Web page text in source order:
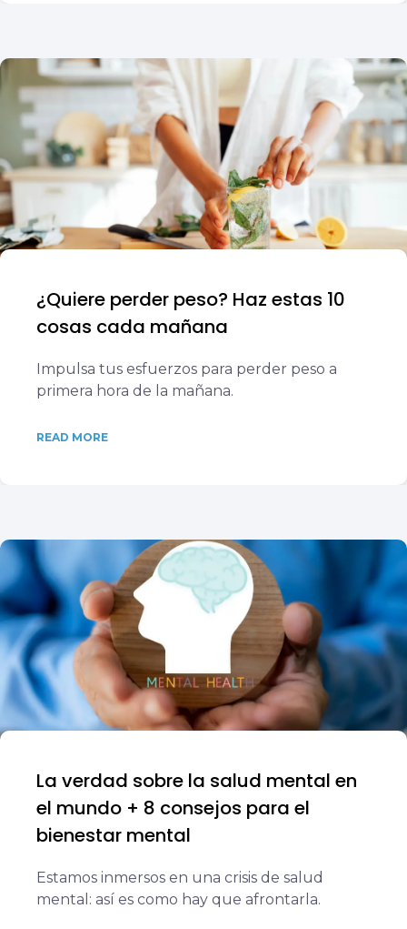
¿Quiere perder peso? Haz estas 10
cosas cada mañana
Impulsa tus esfuerzos para perder peso a
primera hora de la mañana.
READ MORE
La verdad sobre la salud mental en
el mundo + 8 consejos para el
bienestar mental
Estamos inmersos en una crisis de salud
mental: así es como hay que afrontarla.